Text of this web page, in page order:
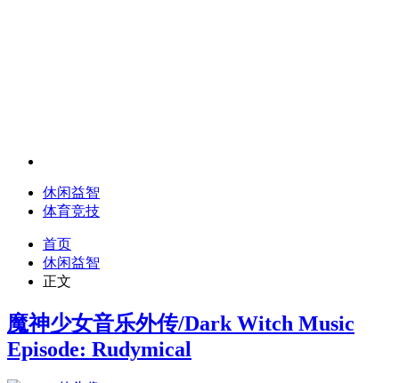
休闲益智
体育竞技
首页
休闲益智
正文
魔神少女音乐外传/Dark Witch Music
Episode: Rudymical